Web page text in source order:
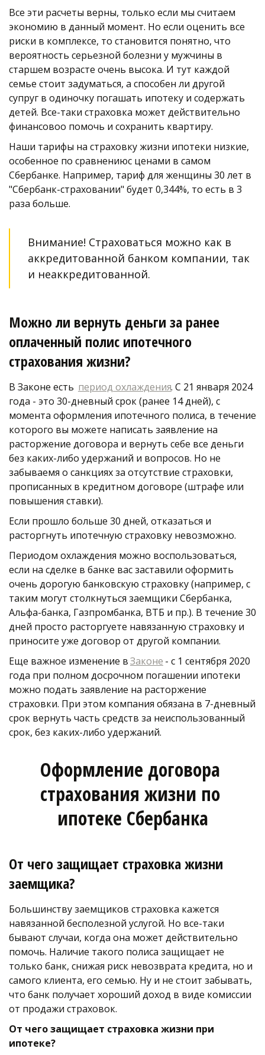
Все эти расчеты верны, только если мы считаем
экономию в данный момент. Но если оценить все
риски в комплексе, то становится понятно, что
вероятность серьезной болезни у мужчины в
старшем возрасте очень высока. И тут каждой
семье стоит задуматься, а способен ли другой
супруг в одиночку погашать ипотеку и содержать
детей. Все-таки страховка может действительно
финансовоо помочь и сохранить квартиру.
Наши тарифы на страховку жизни ипотеки низкие,
особенное по сравнениюс ценами в самом
Сбербанке. Например, тариф для женщины 30 лет в
"Сбербанк-страховании" будет 0,344%, то есть в 3
раза больше.
Внимание! Страховаться можно как в
аккредитованной банком компании, так
и неаккредитованной.
Можно ли вернуть деньги за ранее
оплаченный полис ипотечного
страхования жизни?
В Законе есть период охлаждения. С 21 января 2024
года - это 30-дневный срок (ранее 14 дней), с
момента оформления ипотечного полиса, в течение
которого вы можете написать заявление на
расторжение договора и вернуть себе все деньги
без каких-либо удержаний и вопросов. Но не
забываемя о санкциях за отсутствие страховки,
прописанных в кредитном договоре (штрафе или
повышения ставки).
Если прошло больше 30 дней, отказаться и
расторгнуть ипотечную страховку невозможно.
Периодом охлаждения можно воспользоваться,
если на сделке в банке вас заставили оформить
очень дорогую банковскую страховку (например, с
таким могут столкнуться заемщики Сбербанка,
Альфа-банка, Газпромбанка, ВТБ и пр.). В течение 30
дней просто расторгуете навязанную страховку и
приносите уже договор от другой компании.
Еще важное изменение в Законе - с 1 сентября 2020
года при полном досрочном погашении ипотеки
можно подать заявление на расторжение
страховки. При этом компания обязана в 7-дневный
срок вернуть часть средств за неиспользованный
срок, без каких-либо удержаний.
Оформление договора
страхования жизни по
ипотеке Сбербанка
От чего защищает страховка жизни
заемщика?
Большинству заемщиков страховка кажется
навязанной бесполезной услугой. Но все-таки
бывают случаи, когда она может действительно
помочь. Наличие такого полиса защищает не
только банк, снижая риск невозврата кредита, но и
самого клиента, его семью. Ну и не стоит забывать,
что банк получает хороший доход в виде комиссии
от продажи страховок.
От чего защищает страховка жизни при
ипотеке?